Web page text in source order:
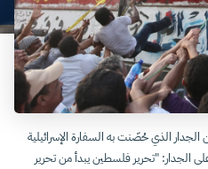
الذي حُصّنت به السفارة الإسرائيلية
الجدار: "تحرير فلسطين يبدأ من تحرير